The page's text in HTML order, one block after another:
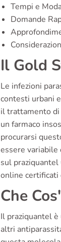
Tempi e
Domande
Il Gold
Le infezioni
contesti urbani
il trattamento di
un farmaco
procurarsi
essere variabile
sul
online certificati
Che
Il praziquantel
altri